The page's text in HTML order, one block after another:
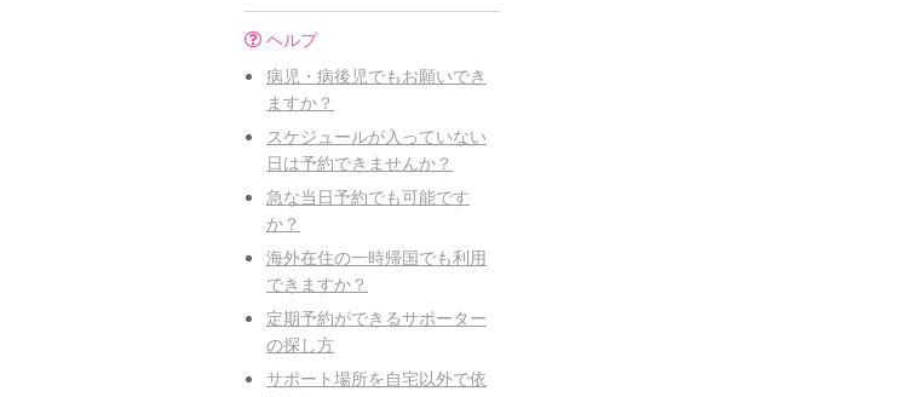
ヘルプ
病児・病後児でもお願いでき
ますか？
スケジュールが入っていない
日は予約できませんか？
急な当日予約でも可能です
か？
海外在住の一時帰国でも利用
できますか？
定期予約ができるサポーター
の探し方
サポート場所を自宅以外で依